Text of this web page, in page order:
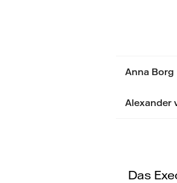
Anna Borg
Alexander
Das